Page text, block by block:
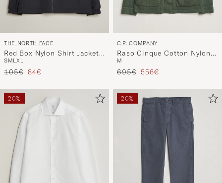
THE NORTH FACE
Red Box Nylon Shirt Jacket
Black
SMLXL
Regulärer Preis
105€ Reduzierter Preis
84€
C.P. COMPANY
Raso Cinque Cotton Nylon
Jungle Jacket Dark Green
M
Regulärer Preis
695€ Reduzierter Preis
556€
20% 20%